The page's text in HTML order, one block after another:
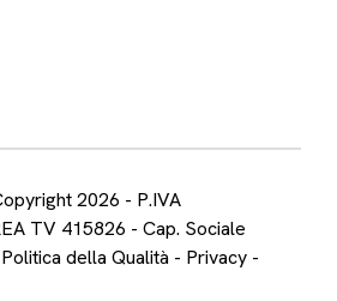
2026 - P.IVA
TV 415826 - Cap. Sociale
Politica della Qualità - Privacy -